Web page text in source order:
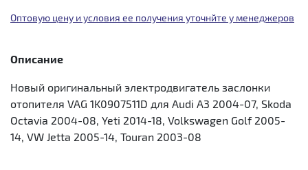
Оптовую цену и условия ее получения уточнйте у менеджеров
Описание
Новый оригинальный электродвигатель заслонки
отопителя VAG 1K0907511D для Audi A3 2004-07, Skoda
Octavia 2004-08, Yeti 2014-18, Volkswagen Golf 2005-
14, VW Jetta 2005-14, Touran 2003-08